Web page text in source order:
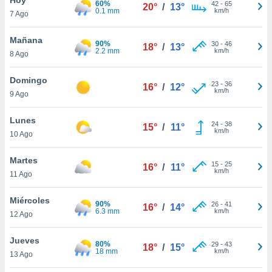
y
en
más
de
7 Ago
60%
0.1 mm
20° / 13° 42- 65
km/h
Mañana
8 Ago
90%
2.2 mm
18° / 13° 30- 46
km/h
Domingo
9 Ago
16° / 12° 23- 36
km/h
Lunes
10 Ago
15° / 11° 24- 38
km/h
Martes
11 Ago
16° / 11° 15- 25
km/h
Miércoles
12 Ago
90%
6.3 mm
16° / 14° 26- 41
km/h
Jueves
13 Ago
80%
18 mm
18° / 15° 29- 43
km/h